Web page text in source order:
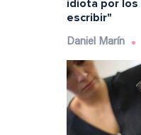
idiota por los
escribir"
Daniel Marín